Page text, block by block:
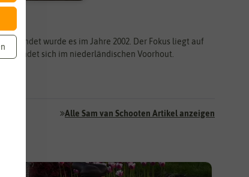
wurde es im Jahre 2002. Der Fokus liegt auf
befindet sich im niederländischen Voorhout.
Alle Sam van Schooten Artikel anzeigen